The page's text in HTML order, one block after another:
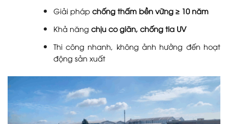
Giải pháp chống thấm bền vững ≥ 10 năm
Khả năng chịu co giãn, chống tia UV
Thi công nhanh, không ảnh hưởng đến hoạt
động sản xuất